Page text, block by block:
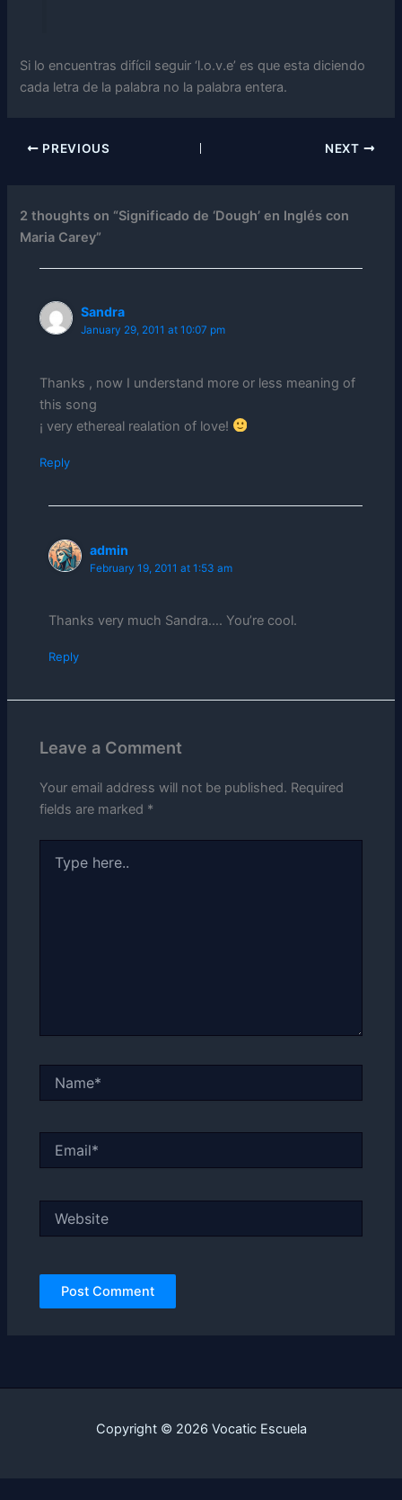
Si lo encuentras difícil seguir ‘l.o.v.e’ es que esta diciendo
cada letra de la palabra no la palabra entera.
PREVIOUS NEXT
2 thoughts on “Significado de ‘Dough’ en Inglés con
Maria Carey”
Sandra
January 29, 2011 at 10:07 pm
Thanks , now I understand more or less meaning of
this song
¡ very ethereal realation of love!
Reply
admin
February 19, 2011 at 1:53 am
Thanks very much Sandra…. You’re cool.
Reply
Leave a Comment
Your email address will not be published. Required
fields are marked *
here..
Copyright © 2026 Vocatic Escuela